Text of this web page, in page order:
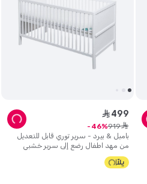
بامبل & بيرد - سرير توري قابل للتعديل
من مهد اطفال رضع إلى سرير خشبي
للأطفال الاكبر - أبيض
ê 499
ê
919
46